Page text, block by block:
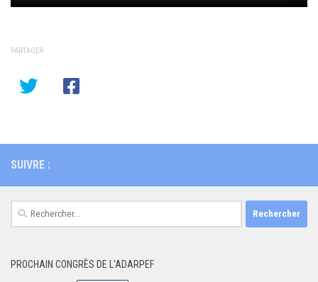
PARTAGER
SUIVRE :
Rechercher :
PROCHAIN CONGRÈS DE L'ADARPEF